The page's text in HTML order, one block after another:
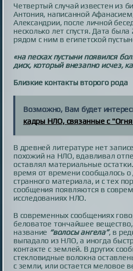
Четвертый случай известен из
Антония, написанной
Александрии, после личной
несколько лет спустя. Дата
рядом с ним в египетской
«на песках пустыни появился
диск, который внезапно исчез,
Близкие контакты второго рода
Возможно, Вам будет
кадры НЛО, связанные с
В древней литературе нет
похожий на НЛО, вдавливал
оставлял материальные
время от времени сообщалось о
странного материала, и с тех
сообщения появляются в
исследованиях НЛО.
В современных сообщениях
беловатое тончайшее
название “волосы ангела”, в
выпадало из НЛО, а иногда
контакте с землей. В других
стекловидные волокна
с земли, или остается меловое